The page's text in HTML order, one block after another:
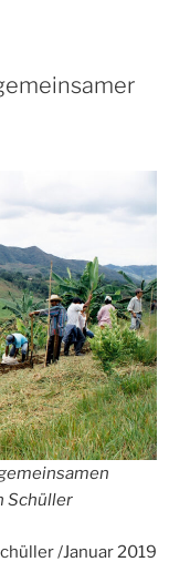
Schüller
/Januar 2019